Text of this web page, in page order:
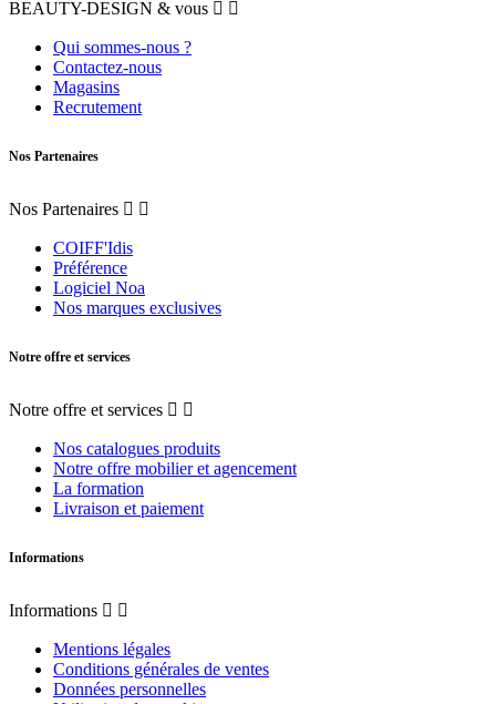
BEAUTY-DESIGN & vous  
Qui sommes-nous ?
Contactez-nous
Magasins
Recrutement
Nos Partenaires
Nos Partenaires  
COIFF'Idis
Préférence
Logiciel Noa
Nos marques exclusives
Notre offre et services
Notre offre et services  
Nos catalogues produits
Notre offre mobilier et agencement
La formation
Livraison et paiement
Informations
Informations  
Mentions légales
Conditions générales de ventes
Données personnelles